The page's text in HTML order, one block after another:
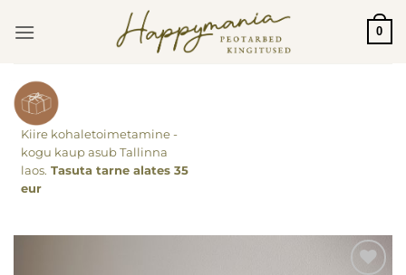
0
Kiire kohaletoimetamine -
kogu kaup asub Tallinna
laos. Tasuta tarne alates 35
eur